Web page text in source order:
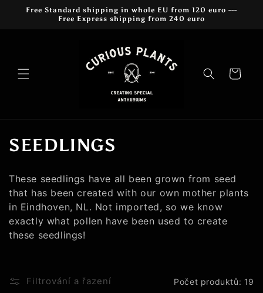
Přejít k
Free Standard shipping in whole EU from 120 euro ---
Free Express shipping from 240 euro
Košík
K
l
e
k
e
SEEDLINGS
These seedlings have all been grown from seed
that has been created with our own mother plants
in Eindhoven, NL. Not imported, so we know
exactly what pollen have been used to create
these seedlings!
Filtrování a řazení Počet produktů: 19